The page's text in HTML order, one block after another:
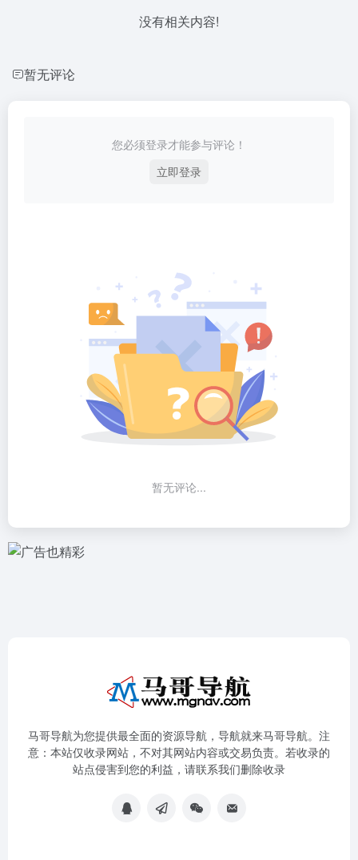
没有相关内容!
暂无评论
您必须登录才能参与评论！
立即登录
暂无评论...
马哥导航为您提供最全面的资源导航，导航就来马哥导航。注
意：本站仅收录网站，不对其网站内容或交易负责。若收录的
站点侵害到您的利益，请联系我们删除收录